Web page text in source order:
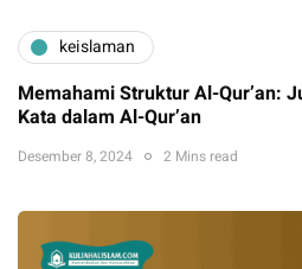
keislaman
Memahami Struktur Al-Qur’an:
Kata dalam Al-Qur’an
Desember 8, 2024 2 Mins read